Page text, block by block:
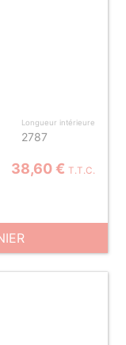
Longueur intérieure
2787
38,60 € T.T.C.